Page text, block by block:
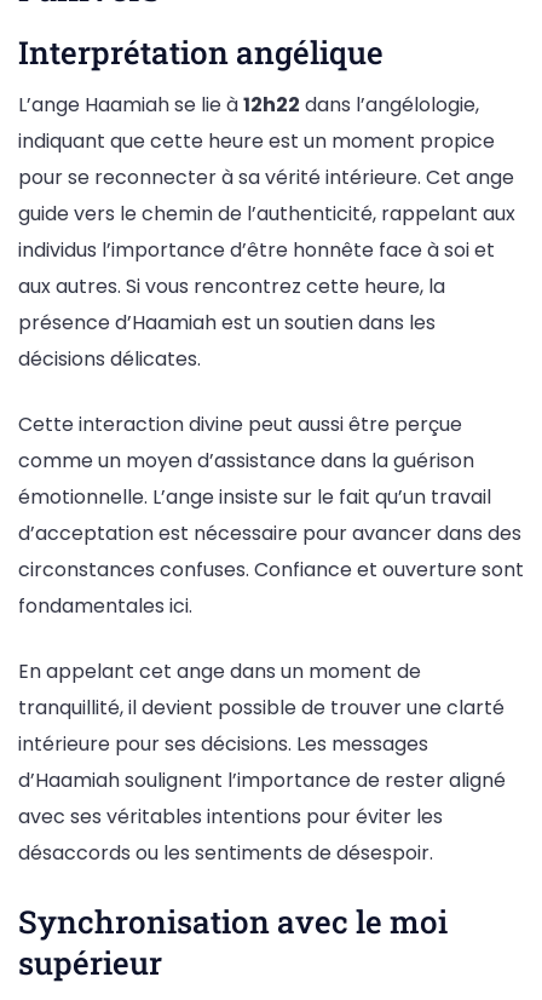
Interprétation angélique
L’ange Haamiah se lie à12h22 dans l’angélologie,
indiquant que cette heure est un moment propice
pour se reconnecter à sa vérité intérieure. Cet ange
guide vers le chemin de l’authenticité, rappelant aux
individus l’importance d’être honnête face à soi et
aux autres. Si vous rencontrez cette heure, la
présence d’Haamiah est un soutien dans les
décisions délicates.
Cette interaction divine peut aussi être perçue
comme un moyen d’assistance dans la guérison
émotionnelle. L’ange insiste sur le fait qu’un travail
d’acceptation est nécessaire pour avancer dans des
circonstances confuses. Confiance et ouverture sont
fondamentales ici.
En appelant cet ange dans un moment de
tranquillité, il devient possible de trouver une clarté
intérieure pour ses décisions. Les messages
d’Haamiah soulignent l’importance de rester aligné
avec ses véritables intentions pour éviter les
désaccords ou les sentiments de désespoir.
Synchronisation avec le moi
supérieur